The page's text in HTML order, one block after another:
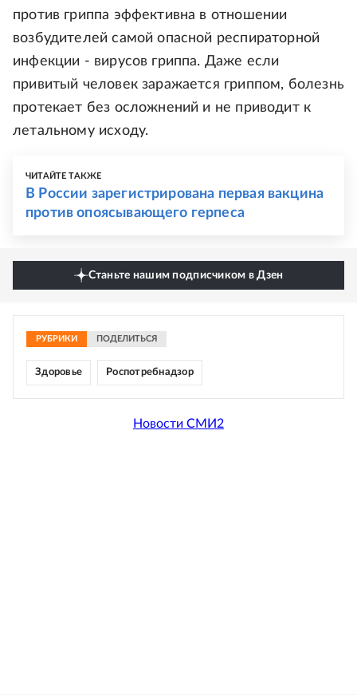
против гриппа эффективна в отношении
возбудителей самой опасной респираторной
инфекции - вирусов гриппа. Даже если
привитый человек заражается гриппом, болезнь
протекает без осложнений и не приводит к
летальному исходу.
ЧИТАЙТЕ ТАКЖЕ
В России зарегистрирована первая вакцина
против опоясывающего герпеса
Станьте нашим подписчиком в Дзен
РУБРИКИ ПОДЕЛИТЬСЯ
Здоровье Роспотребнадзор
Новости СМИ2